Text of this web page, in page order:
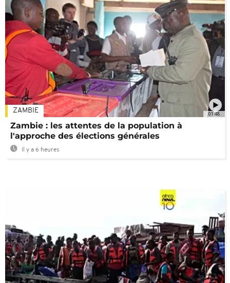
01:48
ZAMBIE
Zambie : les attentes de la population à
l'approche des élections générales
Il y a 6 heures